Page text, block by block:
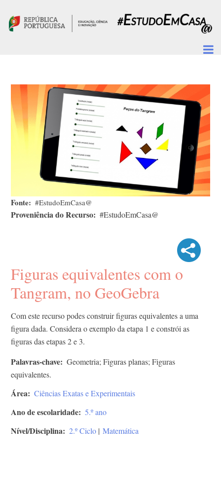
Fonte #EstudoEmCasa@
Proveniência do Recurso #EstudoEmCasa@
Figuras equivalentes com o
Tangram, no GeoGebra
Com este recurso podes construir figuras equivalentes a uma
figura dada. Considera o exemplo da etapa 1 e constrói as
figuras das etapas 2 e 3.
Palavras-chave
Geometria; Figuras planas; Figuras
equivalentes.
Área Ciências Exatas e Experimentais
Ano de escolaridade 5.º ano
Nível/Disciplina 2.º Ciclo | Matemática